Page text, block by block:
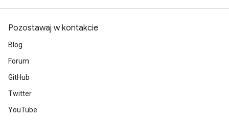
Pozostawaj w kontakcie
Blog
Forum
GitHub
Twitter
YouTube